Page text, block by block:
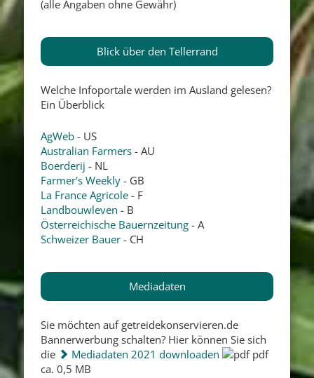
(alle Angaben ohne Gewähr)
Blick über den Tellerrand
Welche Infoportale werden im Ausland gelesen?
Ein Überblick
AgWeb - US
Australian Farmers - AU
Boerderij - NL
Farmer's Weekly - GB
La France Agricole - F
Landbouwleven - B
Österreichische Bauernzeitung - A
Schweizer Bauer - CH
Mediadaten
Sie möchten auf getreidekonservieren.de
Bannerwerbung schalten? Hier können Sie sich
die
Mediadaten 2021 downloaden
pdf
ca. 0,5 MB